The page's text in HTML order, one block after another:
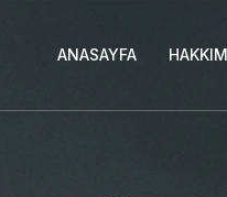
ANASAYFA